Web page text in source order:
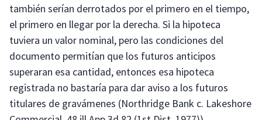
también serían derrotados por el primero en el tiempo,
el primero en llegar por la derecha. Si la hipoteca
tuviera un valor nominal, pero las condiciones del
documento permitían que los futuros anticipos
superaran esa cantidad, entonces esa hipoteca
registrada no bastaría para dar aviso a los futuros
titulares de gravámenes (Northridge Bank c. Lakeshore